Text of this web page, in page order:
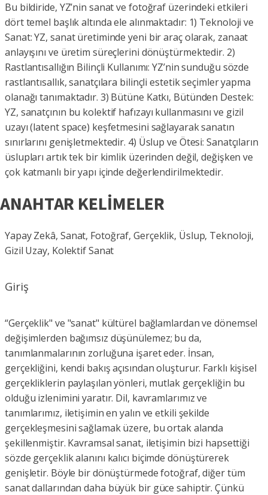
Bu bildiride, YZ’nin sanat ve fotoğraf üzerindeki etkileri
dört temel başlık altında ele alınmaktadır: 1) Teknoloji ve
Sanat: YZ, sanat üretiminde yeni bir araç olarak, zanaat
anlayışını ve üretim süreçlerini dönüştürmektedir. 2)
Rastlantısallığın Bilinçli Kullanımı: YZ’nin sunduğu sözde
rastlantısallık, sanatçılara bilinçli estetik seçimler yapma
olanağı tanımaktadır. 3) Bütüne Katkı, Bütünden Destek:
YZ, sanatçının bu kolektif hafızayı kullanmasını ve gizil
uzayı (latent space) keşfetmesini sağlayarak sanatın
sınırlarını genişletmektedir. 4) Üslup ve Ötesi: Sanatçıların
üslupları artık tek bir kimlik üzerinden değil, değişken ve
çok katmanlı bir yapı içinde değerlendirilmektedir.
ANAHTAR KELİMELER
Yapay Zekâ, Sanat, Fotoğraf, Gerçeklik, Üslup, Teknoloji,
Gizil Uzay, Kolektif Sanat
Giriş
“Gerçeklik" ve "sanat" kültürel bağlamlardan ve dönemsel
değişimlerden bağımsız düşünülemez; bu da,
tanımlanmalarının zorluğuna işaret eder. İnsan,
gerçekliğini, kendi bakış açısından oluşturur. Farklı kişisel
gerçekliklerin paylaşılan yönleri, mutlak gerçekliğin bu
olduğu izlenimini yaratır. Dil, kavramlarımız ve
tanımlarımız, iletişimin en yalın ve etkili şekilde
gerçekleşmesini sağlamak üzere, bu ortak alanda
şekillenmiştir. Kavramsal sanat, iletişimin bizi hapsettiği
sözde gerçeklik alanını kalıcı biçimde dönüştürerek
genişletir. Böyle bir dönüştürmede fotoğraf, diğer tüm
sanat dallarından daha büyük bir güce sahiptir. Çünkü